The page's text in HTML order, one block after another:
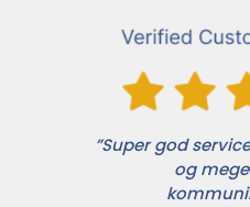
”Super god
og